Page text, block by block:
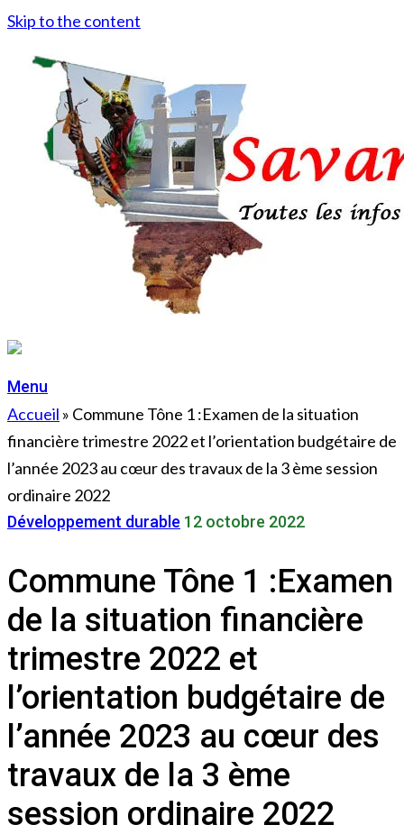
Skip to the content
Menu
Accueil » Commune Tône 1 :Examen de la situation
financière trimestre 2022 et l’orientation budgétaire de
l’année 2023 au cœur des travaux de la 3 ème session
ordinaire 2022
Développement durable 12 octobre 2022
Commune Tône 1 :Examen
de la situation financière
trimestre 2022 et
l’orientation budgétaire de
l’année 2023 au cœur des
travaux de la 3 ème
session ordinaire 2022